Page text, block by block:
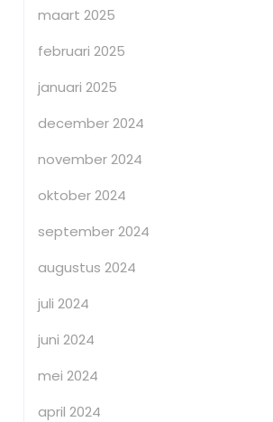
maart 2025
februari 2025
januari 2025
december 2024
november 2024
oktober 2024
september 2024
augustus 2024
juli 2024
juni 2024
mei 2024
april 2024